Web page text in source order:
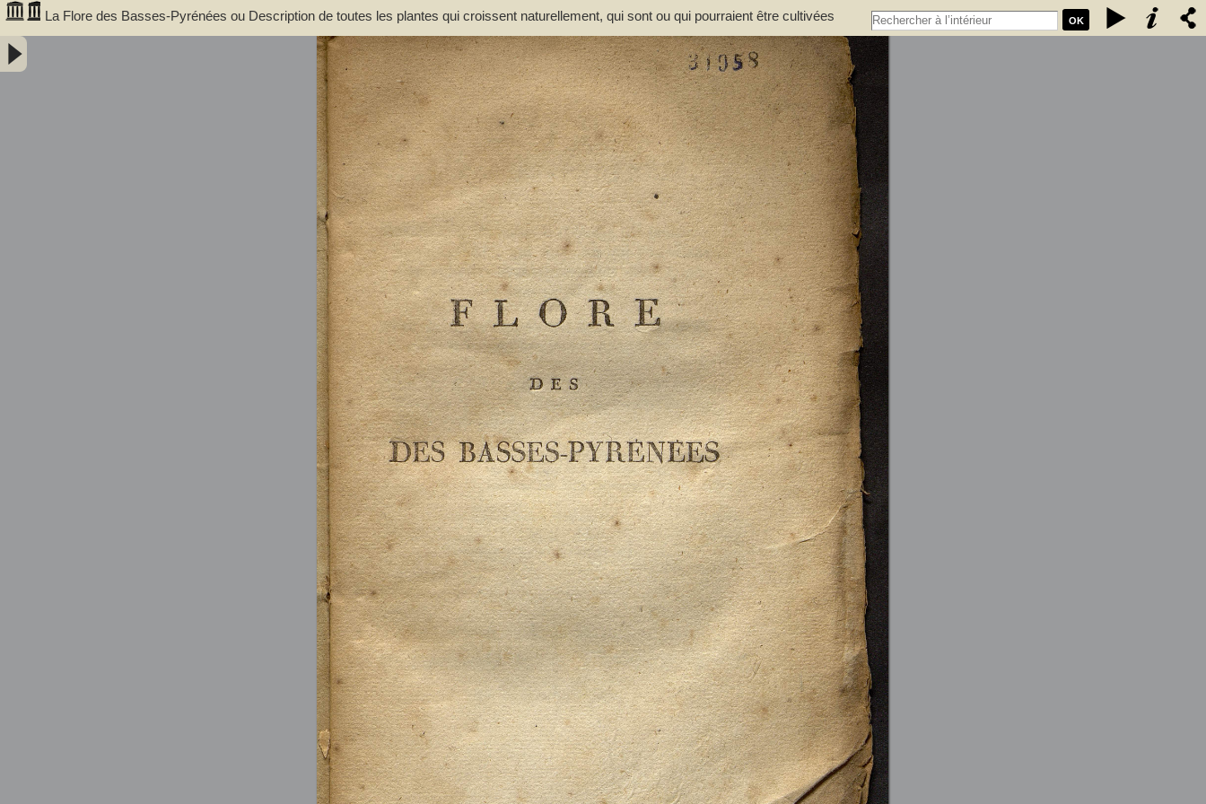
OK
La Flore des Basses-Pyrénées ou Description de toutes les plantes qui croissent naturellement, qui sont ou qui pourraient être cultivées
avantageusement dans le département des Basses-Pyrénées. Avec des observations sur leur utilité dans l'économie rurale et domestique,
dans les arts et dans la médecine. Par J[ean] Bergeret... Tome II - Bergeret, Jean (1751-1813). Auteur